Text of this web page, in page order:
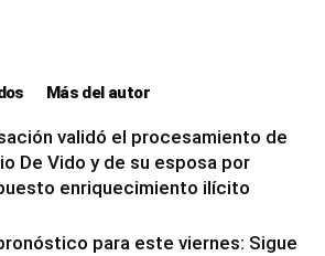
Más del autor
validó el procesamiento de
De Vido y de su esposa por
enriquecimiento ilícito
para este viernes: Sigue